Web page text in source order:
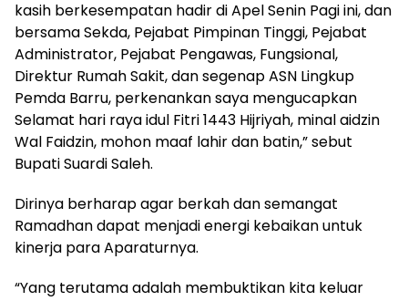
kasih berkesempatan hadir di Apel Senin Pagi ini, dan
bersama Sekda, Pejabat Pimpinan Tinggi, Pejabat
Administrator, Pejabat Pengawas, Fungsional,
Direktur Rumah Sakit, dan segenap ASN Lingkup
Pemda Barru, perkenankan saya mengucapkan
Selamat hari raya idul Fitri 1443 Hijriyah, minal aidzin
Wal Faidzin, mohon maaf lahir dan batin,” sebut
Bupati Suardi Saleh.
Dirinya berharap agar berkah dan semangat
Ramadhan dapat menjadi energi kebaikan untuk
kinerja para Aparaturnya.
“Yang terutama adalah membuktikan kita keluar